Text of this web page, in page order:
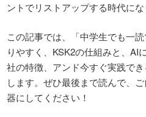
ントでリストアップする時代にな
この記事では、「中学生でも一
りやすく、KSK2の仕組みと、AI
社の特徴、アンド今すぐ実践で
します。ぜひ最後まで読んで、
器にしてください！